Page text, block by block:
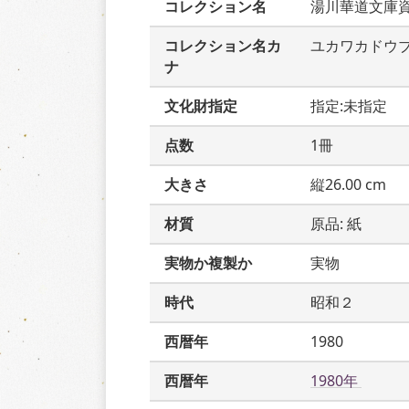
コレクション名
湯川華道文庫
コレクション名カ
ナ
ユカワカドウ
文化財指定
指定:未指定
点数
1冊
大きさ
縦26.00 cm
材質
原品: 紙
実物か複製か
実物
時代
昭和２
西暦年
1980
西暦年
1980年